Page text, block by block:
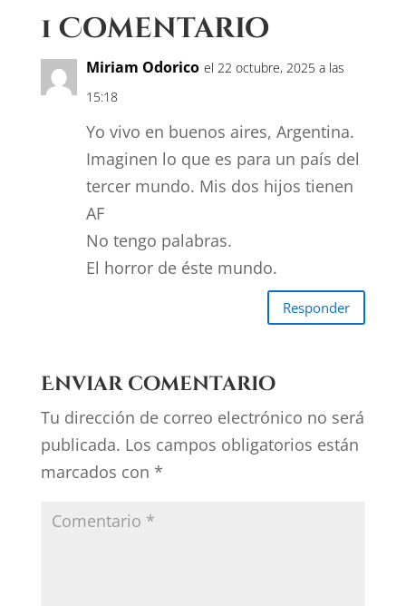
k
n
e
m
1 Comentario
Miriam Odorico el 22 octubre, 2025 a las
15:18
Yo vivo en buenos aires, Argentina.
Imaginen lo que es para un país del
tercer mundo. Mis dos hijos tienen
AF
No tengo palabras.
El horror de éste mundo.
Responder
Enviar comentario
Tu dirección de correo electrónico no será
publicada. Los campos obligatorios están
marcados con *